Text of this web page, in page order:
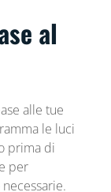
al
alle tue
le luci
prima di
per